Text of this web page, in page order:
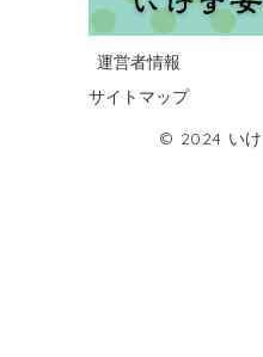
運営者情報
サイトマップ
© 2024 いけ